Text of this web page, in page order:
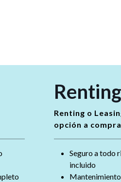
Renting
Renting o
opción a
Seguro a todo
incluido